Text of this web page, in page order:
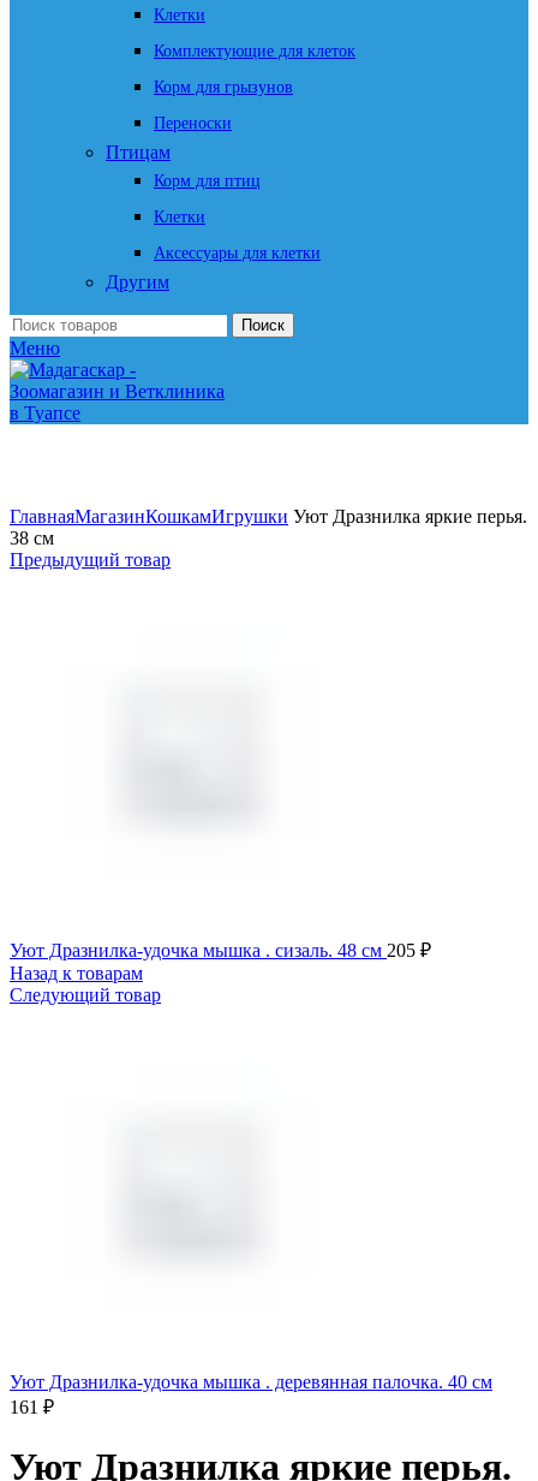
Клетки
Комплектующие для клеток
Корм для грызунов
Переноски
Птицам
Корм для птиц
Клетки
Аксессуары для клетки
Другим
Поиск
Меню
ГлавнаяМагазинКошкамИгрушки Уют Дразнилка яркие перья.
38 см
Предыдущий товар
Уют Дразнилка-удочка мышка . сизаль. 48 см 205 ₽
Назад к товарам
Следующий товар
Уют Дразнилка-удочка мышка . деревянная палочка. 40 см
161 ₽
Уют Дразнилка яркие перья.